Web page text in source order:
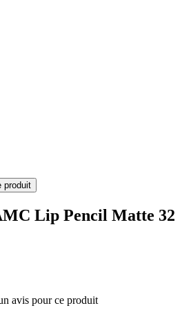
produit
Lip Pencil Matte 32
avis pour ce produit